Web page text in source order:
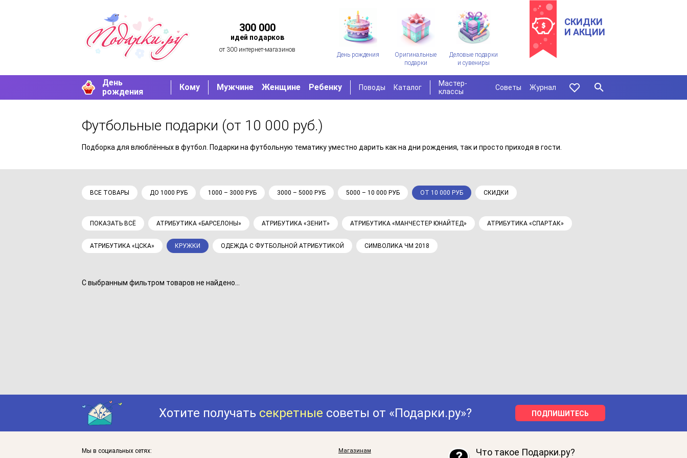
300 000
идей подарков
от 300 интернет-магазинов
День рождения
Оригинальные
подарки
Деловые подарки
и сувениры
СКИДКИ
И АКЦИИ
День
рождения
Кому Мужчине Женщине Ребенку Поводы Каталог
Мастер-
классы
Советы Журнал
Футбольные подарки (от 10 000 руб.)
Подборка для влюблённых в футбол. Подарки на футбольную тематику уместно дарить как на дни рождения, так и просто приходя в гости.
ВСЕ ТОВАРЫ ДО 1000 РУБ 1000 – 3000 РУБ 3000 – 5000 РУБ 5000 – 10 000 РУБ ОТ 10 000 РУБ СКИДКИ
ПОКАЗАТЬ ВСЁ АТРИБУТИКА «БАРСЕЛОНЫ» АТРИБУТИКА «ЗЕНИТ» АТРИБУТИКА «МАНЧЕСТЕР ЮНАЙТЕД» АТРИБУТИКА «СПАРТАК»
АТРИБУТИКА «ЦСКА» КРУЖКИ ОДЕЖДА С ФУТБОЛЬНОЙ АТРИБУТИКОЙ СИМВОЛИКА ЧМ 2018
С выбранным фильтром товаров не найдено...
Хотите получать секретные советы от «Подарки.ру»? ПОДПИШИТЕСЬ
Мы в социальных сетях: Магазинам Что такое Подарки.ру?